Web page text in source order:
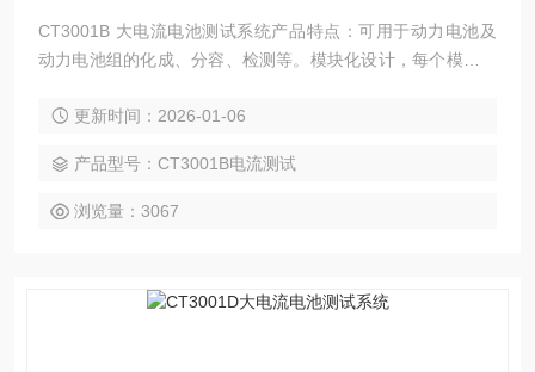
CT3001B 大电流电池测试系统产品特点：可用于动力电池及
动力电池组的化成、分容、检测等。模块化设计，每个模块为
更新时间：2026-01-06
产品型号：CT3001B电流测试
浏览量：3067